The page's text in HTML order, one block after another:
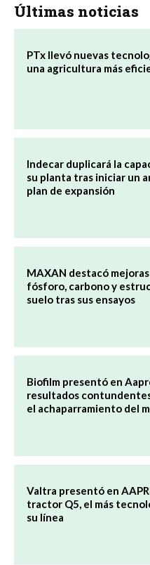
Últimas noticias
PTx llevó nuevas
una agricultura más
Indecar duplicará la
su planta tras iniciar un
plan de expansión
MAXAN destacó
fósforo, carbono y
suelo tras sus ensayos
Biofilm presentó en
resultados
el achaparramiento del
Valtra presentó en
tractor Q5, el más
su línea